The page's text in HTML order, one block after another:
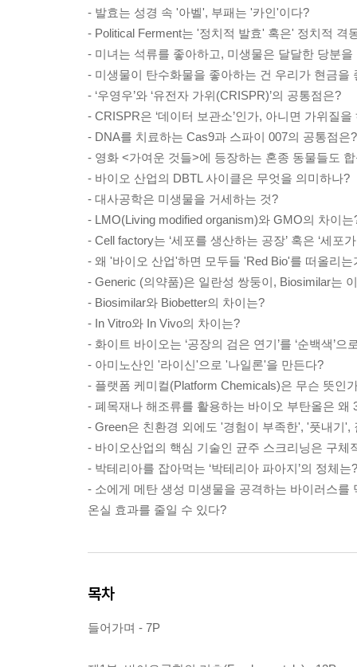
- 발효는 성경 속 '아벨', 부패는 '카인'이다?
- Political Ferment는 '정치적 발효' 혹은' 정치적 격
- 미녀는 석류를 좋아하고, 미생물은 달달한 당분을
- 미생물이 탄수화물을 좋아하는 건 우리가 현금을
- ‘우영우’와 ‘유전자 가위(CRISPR)’의 공통점은?
- CRISPR은 ‘데이터 보관소’인가, 아니면 가위질
- DNA를 치료하는 Cas9과 스파이 007의 공통점은?
- 영화 <가여운 것들>에 등장하는 혼종 동물들도
- 바이오 산업의 DBTL 사이클은 무엇을 의미하나?
- 대사공학은 미생물을 거세하는 것?
- LMO(Living modified organism)와 GMO의 차이는
- Cell factory는 ‘세포를 생산하는 공장’ 혹은 ‘세포
- 왜 '바이오 산업'하면 모두들 'Red Bio'를 떠올리는
- Generic (의약품)은 일란성 쌍둥이, Biosimilar는
- Biosimilar와 Biobetter의 차이는?
- In Vitro와 In Vivo의 차이는?
- 화이트 바이오는 ‘공장의 검은 연기’를 ‘순백색’으
- 아미노산인 '라이신'으로 '나일론'을 만든다?
- 플랫폼 케미컬(Platform Chemicals)은 무슨 뜻인
- 폐목재나 해조류를 활용하는 바이오 부탄올은 왜
- Green은 친환경 외에도 '경험이 부족한', '풋내기',
- 바이오산업의 핵심 기술인 균주 스크리닝은 구체
- 박테리아를 잡아먹는 ‘박테리아 파아지’의 정체는?
- 소에게 메탄 생성 미생물을 공격하는 바이러스를
온실 효과를 줄일 수 있다?
목차
들어가며 - 7P